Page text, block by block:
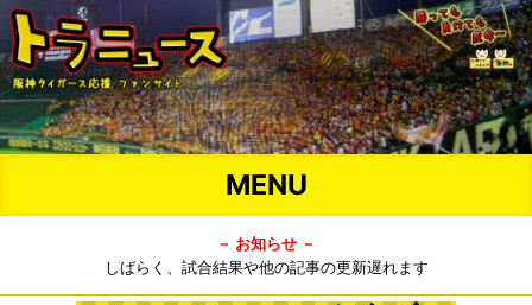
MENU
－ お知らせ －
しばらく、試合結果や他の記事の更新遅れます